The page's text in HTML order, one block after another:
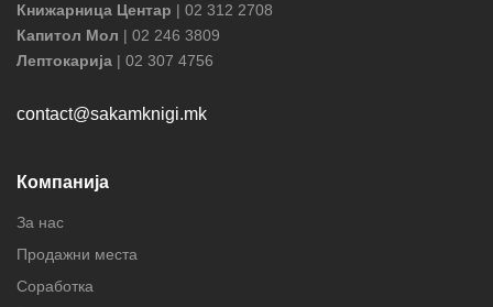
Книжарница Центар | 02 312 2708
Капитол Мол | 02 246 3809
Лептокарија | 02 307 4756
contact@sakamknigi.mk
Компанија
За нас
Продажни места
Соработка